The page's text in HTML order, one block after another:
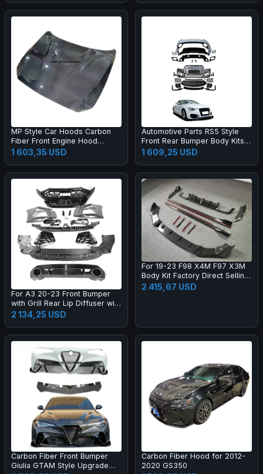
MP Style Car Hoods Carbon
Fiber Front Engine Hood
Bonnet for M2C F87 F22
1 603,35 USD
Automotive Parts RS5 Style
Front Rear Bumper Body Kits
for A5 S5 B8.5 2013-2016
Upgrade 2017-2019 Body Kit
1 609,25 USD
For A3 20-23 Front Bumper
with Grill Rear Lip Diffuser with
Muffler Tip Full RS3 Style
Body Kit
2 134,25 USD
For 19-23 F98 X4M F97 X3M
Body Kit Factory Direct Selling
Carbon Fiber AE Style Front
Bumper Edge Rear Diffuser
2 415,67 USD
Carbon Fiber Front Bumper
Giulia GTAM Style Upgrade
Carbon Fiber Hood for 2012-
2020 GS350